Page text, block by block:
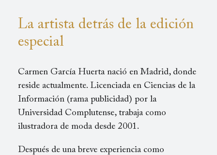
La artista detrás de la edición
especial
Carmen García Huerta nació en Madrid, donde
reside actualmente. Licenciada en Ciencias de la
Información (rama publicidad) por la
Universidad Complutense, trabaja como
ilustradora de moda desde 2001.
Después de una breve experiencia como